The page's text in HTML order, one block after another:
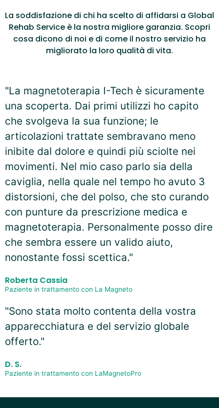
La soddisfazione di chi ha scelto di affidarsi a Global
Rehab Service è la nostra migliore garanzia. Scopri
cosa dicono di noi e di come il nostro servizio ha
migliorato la loro qualità di vita.
"La magnetoterapia I-Tech è sicuramente
una scoperta. Dai primi utilizzi ho capito
che svolgeva la sua funzione; le
articolazioni trattate sembravano meno
inibite dal dolore e quindi più sciolte nei
movimenti. Nel mio caso parlo sia della
caviglia, nella quale nel tempo ho avuto 3
distorsioni, che del polso, che sto curando
con punture da prescrizione medica e
magnetoterapia. Personalmente posso dire
che sembra essere un valido aiuto,
nonostante fossi scettica."
Roberta Cassia
Paziente in trattamento con La Magneto
"Sono stata molto contenta della vostra
apparecchiatura e del servizio globale
offerto."
D. S.
Paziente in trattamento con LaMagnetoPro